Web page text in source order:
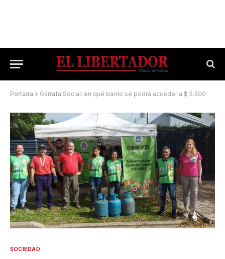
Portada » Garrafa Social: en qué barrio se podrá acceder a $ 5.500
SOCIEDAD